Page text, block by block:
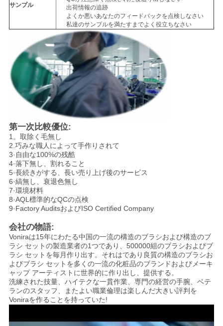
サンプル
出荷情報の追跡
よくか悪いあなたのフィードバックを点検しなさい
私達のサンプルを満たすまでよく役立ちなさい
第一次比較優位:
1。取除く毛無し
2.巧みな職人によって手作りされて
3·自由な100%の残酷
4·落下無し、割れること
5·長続きがする、長い売り上げ後のサービス
6·縞無し、衰退色無し
7·環境材料
8·AQL標準的なQCの点検
9·Factory AuditsおよびISO Certified Company
会社の物語:
Voniraは15年にわたる中国の一流の構造のブラシおよび構造のブ
ラシ セットの製造業者の1つであり、500000組のブラシおよびブ
ラシ セットを毎月作り出す。それはであり良質の構造のブラシお
よびブラシ セットを多くの一流の化粧品のブランドおよびメーキ
ャップ アーティストに世界的に作り出し、提供する。
洗練された技量、ハイテクな一貫作業、専門の経営の手腕、ベテ
ランのスタッフ、またよい職業倫理は楽しんだ大きい評判を
Voniraを作ることを持っていた!